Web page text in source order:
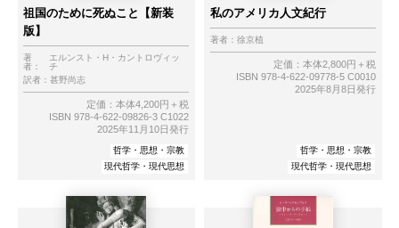
祖国のために死ぬこと【新装
版】
著
者：
エルンスト・H・カントロヴィッ
チ
訳者： 甚野尚志
定価：本体4,200円＋税
ISBN 978-4-622-09826-3 C1022
2025年11月10日発行
哲学・思想・宗教
現代哲学・現代思想
私のアメリカ人文紀行
著者： 徐京植
定価：本体2,800円＋税
ISBN 978-4-622-09778-5 C0010
2025年8月8日発行
哲学・思想・宗教
現代哲学・現代思想